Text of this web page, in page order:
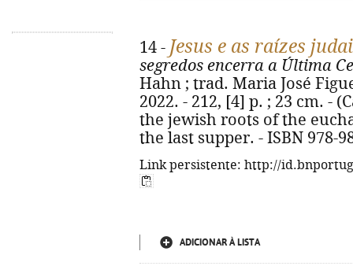
14 - Jesus e as raízes
segredos encerra a Última
Hahn ; trad. Maria José
2022. - 212, [4] p. ; 23 cm. -
the jewish roots of the
the last supper. - ISBN 978-
Link persistente: http://
ADICIONAR À LISTA